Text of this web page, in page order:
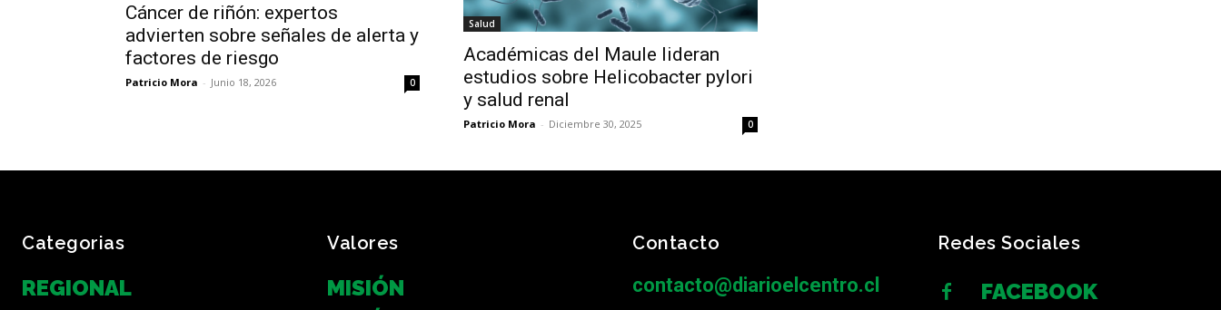
Cáncer de riñón: expertos
advierten sobre señales de alerta y
factores de riesgo
Patricio Mora - Junio 18, 2026 0
Salud
Académicas del Maule lideran
estudios sobre Helicobacter pylori
y salud renal
Patricio Mora - Diciembre 30, 2025 0
Categorias
REGIONAL
Valores
MISIÓN
Contacto
contacto@diarioelcentro.cl
Redes Sociales
FACEBOOK